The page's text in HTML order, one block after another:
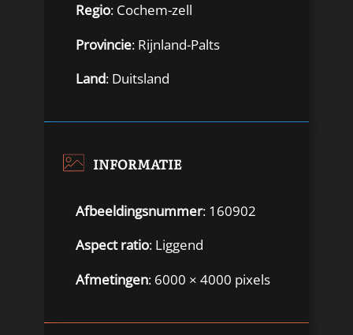
Regio: Cochem-zell
Provincie: Rijnland-Palts
Land: Duitsland
INFORMATIE
Afbeeldingsnummer: 160902
Aspect ratio: Liggend
Afmetingen: 6000 × 4000 pixels